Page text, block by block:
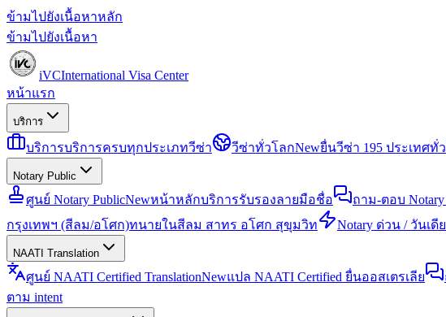
ข้ามไปยังเนื้อหาหลัก
ข้ามไปยังเนื้อหา
iVCInternational Visa Center
หน้าแรก
บริการ
บริการบริการครบทุกประเภทวีซ่า วีซ่าทั่วโลกNewยื่นวีซ่า 195 ประเทศทั่
Notary Public
ศูนย์ Notary PublicNewหน้าหลักบริการรับรองลายมือชื่อ ถาม-ตอบ
กรุงเทพฯ (สีลม/อโศก)ทนายในสีลม สาทร อโศก สุขุมวิท Notary ด่วน / วันเดี
NAATI Translation
ศูนย์ NAATI Certified TranslationNewแปล NAATI Certified ยื่นออสเตรเลีย
ตาม intent